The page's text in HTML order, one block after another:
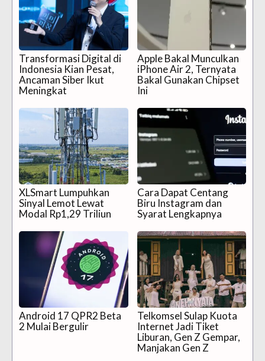
Transformasi Digital di
Indonesia Kian Pesat,
Ancaman Siber Ikut
Meningkat
Apple Bakal Munculkan
iPhone Air 2, Ternyata
Bakal Gunakan Chipset
Ini
XLSmart Lumpuhkan
Sinyal Lemot Lewat
Modal Rp1,29 Triliun
Cara Dapat Centang
Biru Instagram dan
Syarat Lengkapnya
Android 17 QPR2 Beta
2 Mulai Bergulir
Telkomsel Sulap Kuota
Internet Jadi Tiket
Liburan, Gen Z Gempar,
Manjakan Gen Z